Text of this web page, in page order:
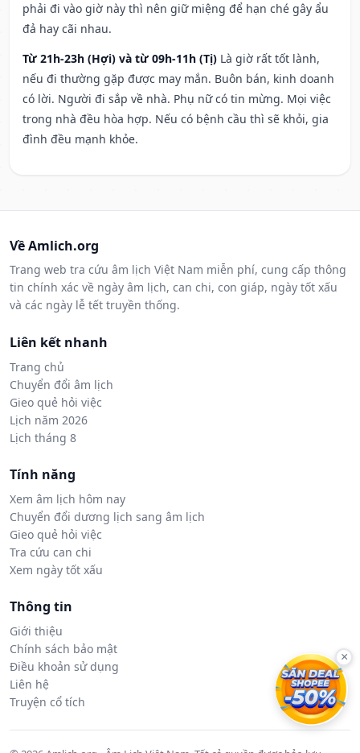
phải đi vào giờ này thì nên giữ miệng để hạn ché gây ẩu
đả hay cãi nhau.
Từ 21h-23h (Hợi) và từ 09h-11h (Tị) Là giờ rất tốt lành,
nếu đi thường gặp được may mắn. Buôn bán, kinh doanh
có lời. Người đi sắp về nhà. Phụ nữ có tin mừng. Mọi việc
trong nhà đều hòa hợp. Nếu có bệnh cầu thì sẽ khỏi, gia
đình đều mạnh khỏe.
Về Amlich.org
Trang web tra cứu âm lịch Việt Nam miễn phí, cung cấp thông
tin chính xác về ngày âm lịch, can chi, con giáp, ngày tốt xấu
và các ngày lễ tết truyền thống.
Liên kết nhanh
Trang chủ
Chuyển đổi âm lịch
Gieo quẻ hỏi việc
Lịch năm 2026
Lịch tháng 8
Tính năng
Xem âm lịch hôm nay
Chuyển đổi dương lịch sang âm lịch
Gieo quẻ hỏi việc
Tra cứu can chi
Xem ngày tốt xấu
Thông tin
Giới thiệu
Chính sách bảo mật
Điều khoản sử dụng
Liên hệ
Truyện cổ tích
×